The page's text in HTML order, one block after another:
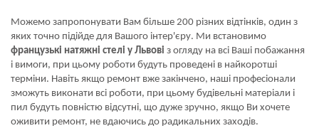
Можемо запропонувати Вам більше 200 різних відтінків, один з
яких точно підійде для Вашого інтер'єру. Ми встановимо
французькі натяжні стелі у Львові з огляду на всі Ваші побажання
і вимоги, при цьому роботи будуть проведені в найкоротші
терміни. Навіть якщо ремонт вже закінчено, наші професіонали
зможуть виконати всі роботи, при цьому будівельні матеріали і
пил будуть повністю відсутні, що дуже зручно, якщо Ви хочете
оживити ремонт, не вдаючись до радикальних заходів.